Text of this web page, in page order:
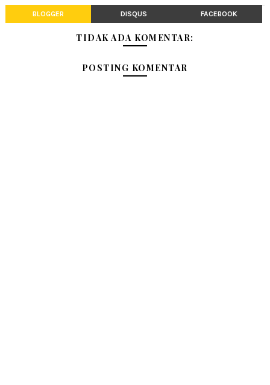
BLOGGER DISQUS FACEBOOK
TIDAK ADA KOMENTAR:
POSTING KOMENTAR